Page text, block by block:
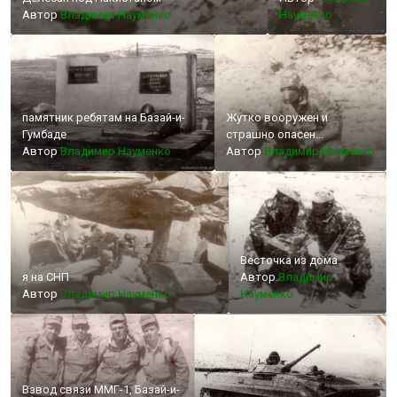
АвторВладимир Науменко
Науменко
памятник ребятам на Базай-и-
Гумбаде
АвторВладимир Науменко
Жутко вооружен и
страшно опасен...
Автор Владимир Науменко
я на СНП
Автор Владимир Науменко
Весточка из дома
АвторВладимир
Науменко
Взвод связи ММГ-1, Базай-и-